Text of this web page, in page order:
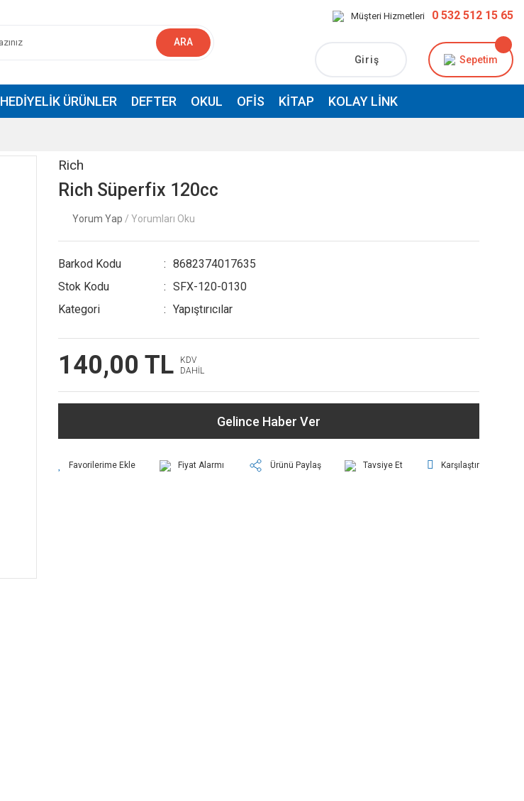
ARA
Müşteri Hizmetleri 0 532 512 15 65
Giriş Sepetim
HEDIYELIK ÜRÜNLER DEFTER OKUL OFIS KITAP KOLAY LINK
Rich
Rich Süperfix 120cc
Yorum Yap / Yorumları Oku
Barkod Kodu
8682374017635
Stok Kodu
SFX-120-0130
Kategori
Yapıştırıcılar
140,00 TL
KDV
DAHİL
Gelince Haber Ver
Fiyat Alarmı Ürünü Paylaş Tavsiye Et Karşılaştır